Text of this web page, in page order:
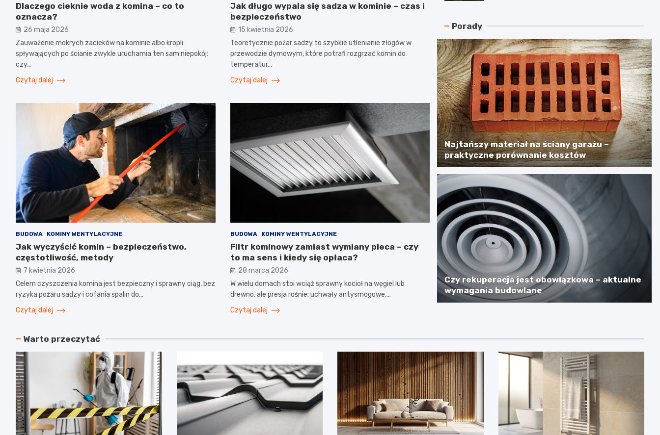
Dlaczego cieknie woda z komina – co to
oznacza?
26 maja 2026
Zauważenie mokrych zacieków na kominie albo kropli
spływających po ścianie zwykle uruchamia ten sam niepokój:
czy…
Czytaj dalej
Jak długo wypala się sadza w kominie – czas i
bezpieczeństwo
15 kwietnia 2026
Teoretycznie pożar sadzy to szybkie utlenianie złogów w
przewodzie dymowym, które potrafi rozgrzać komin do
temperatur…
Czytaj dalej
BUDOWA KOMINY WENTYLACYJNE
Jak wyczyścić komin – bezpieczeństwo,
częstotliwość, metody
7 kwietnia 2026
Celem czyszczenia komina jest bezpieczny i sprawny ciąg, bez
ryzyka pożaru sadzy i cofania spalin do…
Czytaj dalej
BUDOWA KOMINY WENTYLACYJNE
Filtr kominowy zamiast wymiany pieca – czy
to ma sens i kiedy się opłaca?
28 marca 2026
W wielu domach stoi wciąż sprawny kocioł na węgiel lub
drewno, ale presja rośnie: uchwały antysmogowe,…
Czytaj dalej
Porady
Najtańszy materiał na ściany garażu –
praktyczne porównanie kosztów
Czy rekuperacja jest obowiązkowa – aktualne
wymagania budowlane
Warto przeczytać